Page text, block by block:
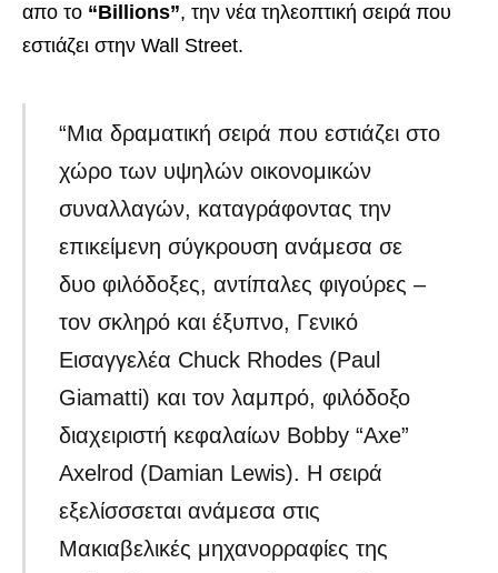
απο το “Billions”, την νέα τηλεοπτική σειρά που
εστιάζει στην Wall Street.
“Μια δραματική σειρά που εστιάζει στο
χώρο των υψηλών οικονομικών
συναλλαγών, καταγράφοντας την
επικείμενη σύγκρουση ανάμεσα σε
δυο φιλόδοξες, αντίπαλες φιγούρες –
τον σκληρό και έξυπνο, Γενικό
Εισαγγελέα Chuck Rhodes (Paul
Giamatti) και τον λαμπρό, φιλόδοξο
διαχειριστή κεφαλαίων Bobby “Axe”
Axelrod (Damian Lewis). Η σειρά
εξελίσσσεται ανάμεσα στις
Μακιαβελικές μηχανορραφίες της